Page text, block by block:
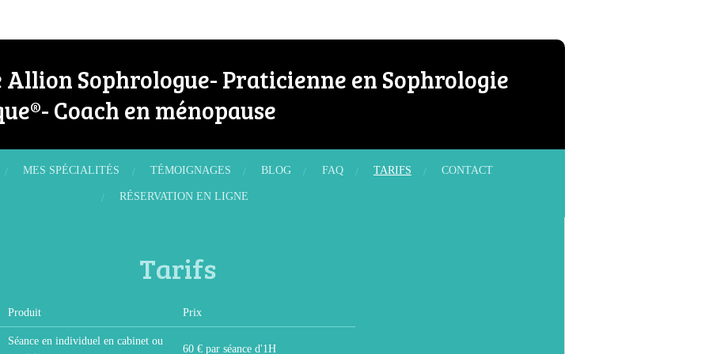
Allion Sophrologue- Praticienne en Sophrologie
Coach en ménopause
MES SPÉCIALITÉS TÉMOIGNAGES BLOG FAQ TARIFS CONTACT
RÉSERVATION EN LIGNE
Tarifs
Produit Prix
Séance en individuel en cabinet ou
60 € par séance d'1H